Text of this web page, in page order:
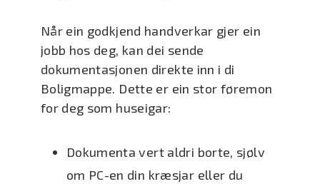
Når ein godkjend handverkar gjer ein
jobb hos deg, kan dei sende
dokumentasjonen direkte inn i di
Boligmappe. Dette er ein stor føremon
for deg som huseigar:
Dokumenta vert aldri borte, sjølv
om PC-en din kræsjar eller du